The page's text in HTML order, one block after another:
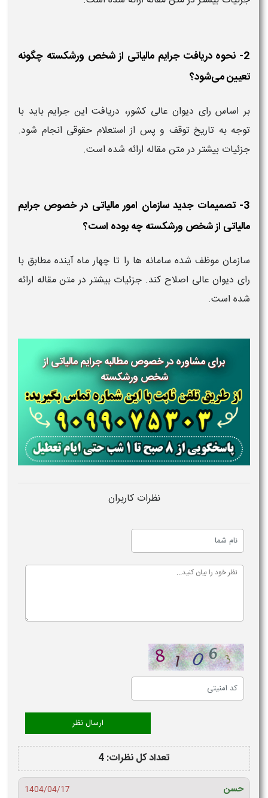
2- نحوه دریافت جرایم مالیاتی از شخص ورشکسته چگونه
تعیین می‌شود؟
بر اساس رای دیوان عالی کشور، دریافت این جرایم باید با
توجه به تاریخ توقف و پس از استعلام حقوقی انجام شود.
جزئیات بیشتر در متن مقاله ارائه شده است.
3- تصمیمات جدید سازمان امور مالیاتی در خصوص جرایم
مالیاتی از شخص ورشکسته چه بوده است؟
سازمان موظف شده سامانه‌ ها را تا چهار ماه آینده مطابق با
رای دیوان عالی اصلاح کند. جزئیات بیشتر در متن مقاله ارائه
شده است.
برای مشاوره در خصوص مطالبه جرایم مالیاتی از
شخص ورشکسته
نظرات کاربران
تعداد کل نظرات: 4
حسن
1404/04/17